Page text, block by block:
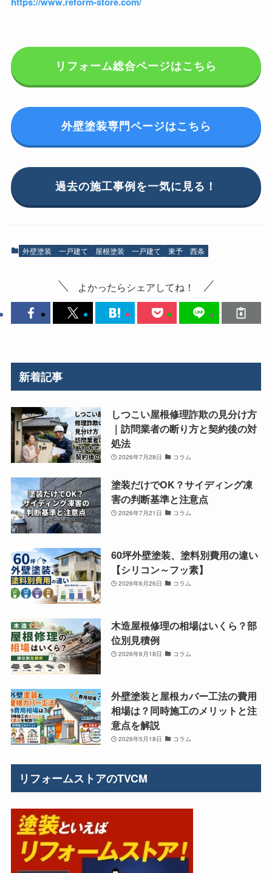
リフォーム総合ページはこちら
外壁塗装専門ページはこちら
過去の施工事例を一気に見る！
外壁塗装 一戸建て 屋根塗装 一戸建て 東予 西条
よかったらシェアしてね！
新着記事
しつこい屋根修理詐欺の見分け方
｜訪問業者の断り方と契約後の対
処法
2026年7月28日 コラム
塗装だけでOK？サイディング凍
害の判断基準と注意点
2026年7月21日 コラム
60坪外壁塗装、塗料別費用の違い
【シリコン～フッ素】
2026年6月26日 コラム
木造屋根修理の相場はいくら？部
位別見積例
2026年6月18日 コラム
外壁塗装と屋根カバー工法の費用
相場は？同時施工のメリットと注
意点を解説
2026年5月18日 コラム
リフォームストアのTVCM